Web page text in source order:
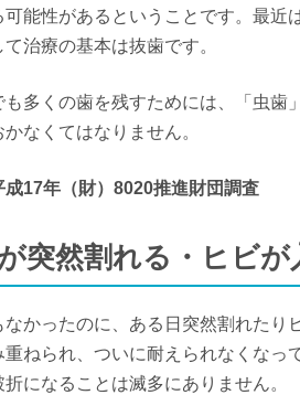
可能性があるということです。最
治療の基本は抜歯です。
多くの歯を残すためには、「虫歯
なくてはなりません。
成17年（財）8020推進財団調査
突然割れる・ヒビが
かったのに、ある日突然割れたり
重ねられ、ついに耐えられなくな
になることは滅多にありません。